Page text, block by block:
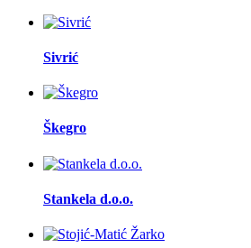
Sivrić
Škegro
Stankela d.o.o.